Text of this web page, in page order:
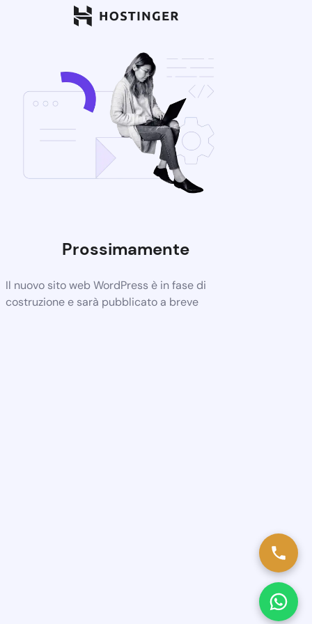
Prossimamente
Il nuovo sito web WordPress è in fase di
costruzione e sarà pubblicato a breve